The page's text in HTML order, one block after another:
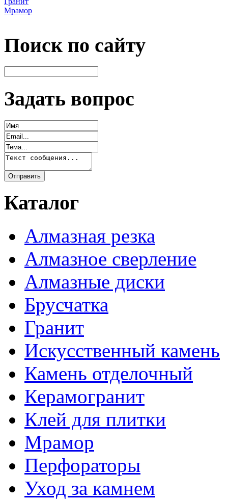
Мрамор
Поиск по сайту
Задать вопрос
Каталог
Алмазная резка
Алмазное сверление
Алмазные диски
Брусчатка
Гранит
Искусственный камень
Камень отделочный
Керамогранит
Клей для плитки
Мрамор
Перфораторы
Уход за камнем